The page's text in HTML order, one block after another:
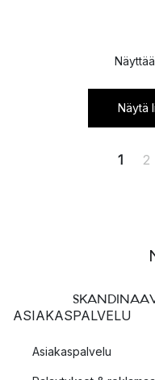
Näytä
1 2
ASIAKASPALVELU
Asiakaspalvelu